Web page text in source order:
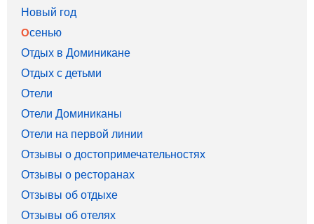
Новый год
Осенью
Отдых в Доминикане
Отдых с детьми
Отели
Отели Доминиканы
Отели на первой линии
Отзывы о достопримечательностях
Отзывы о ресторанах
Отзывы об отдыхе
Отзывы об отелях